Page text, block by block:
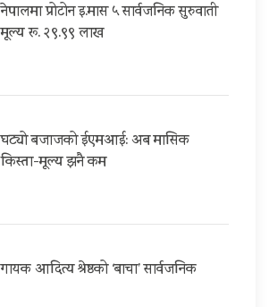
नेपालमा प्रोटोन इ.मास ५ सार्वजनिक सुरुवाती
मूल्य रू. २९.९९ लाख
घट्यो बजाजको ईएमआई: अब मासिक
किस्ता-मूल्य झनै कम
गायक आदित्य श्रेष्ठको ‘बाचा’ सार्वजनिक